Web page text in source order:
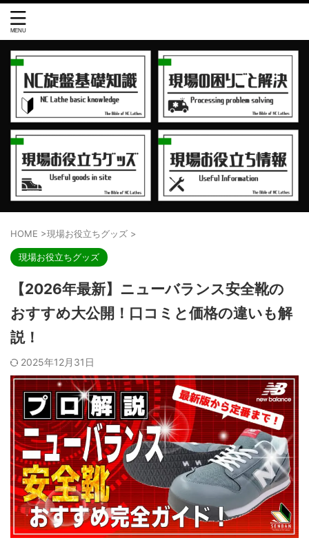
HOME >現場お役立ちグッズ >
現場お役立ちグッズ
【2026年最新】ニューバランス安全靴の
おすすめ大公開！口コミと価格の違いも解
説！
2025年12月31日